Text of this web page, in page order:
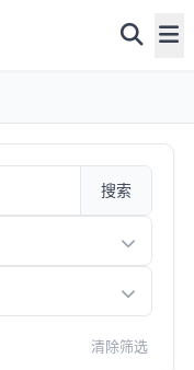
搜索
清除筛选